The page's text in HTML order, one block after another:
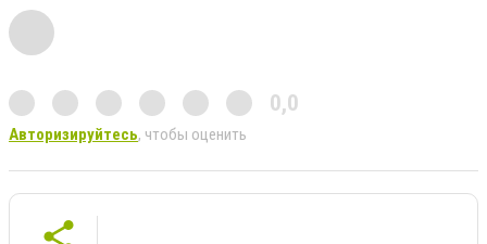
0,0
Авторизируйтесь, чтобы оценить